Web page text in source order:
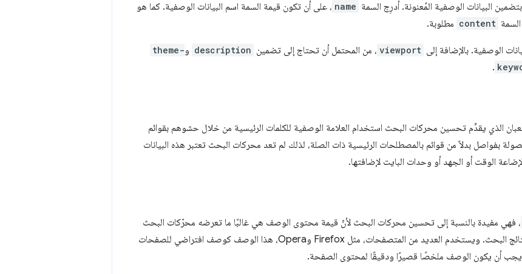
البيانات الوصفية المُعنونة. أدرِج السمة name ، على أن تكون قيمة السمة اسم البيانات الوصفية. كما هو
content مطلوبة.
الوصفية. بالإضافة إلى viewport ، من المحتمل أن تحتاج إلى تضمين description وtheme-
.
الذي يقدِّم تحسين محركات البحث استخدام العلامة الوصفية للكلمات الرئيسية من خلال حشوهم بقوائم
بفواصل بدلاً من قوائم بالمصطلحات الرئيسية ذات الصلة، لذلك لم تعد محركات البحث تعتبر هذه البيانات
الوقت أو الجهد أو وحدات البايت لإضافتها.
، فهي مفيدة بالنسبة إلى تحسين محركات البحث لأنّ قيمة محتوى الوصف هي غالبًا ما تعرضه محرّكات البحث
تحت عنوان الصفحة في نتائج البحث. ويستخدم العديد من المتصفحات، مثل Firefox وOpera، هذا الوصف كوصف افتراضي للصفحات
يجب أن يكون الوصف ملخصًا قصيرًا ودقيقًا لمحتوى الصفحة.